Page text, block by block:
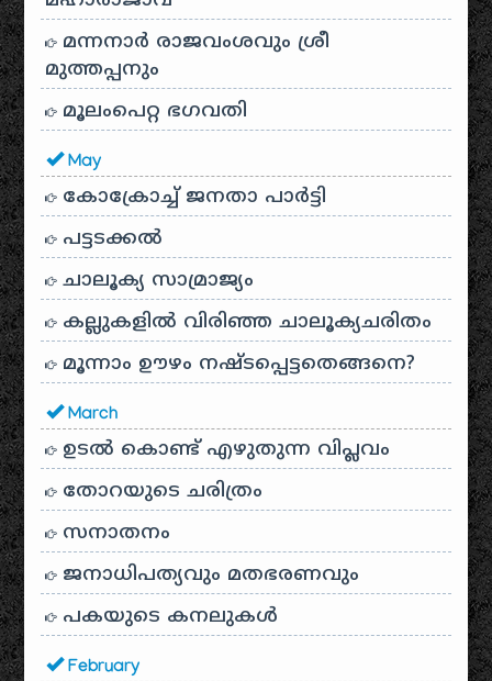
മന്നനാർ രാജവംശവും ശ്രീ
മുത്തപ്പനും
മൂലംപെറ്റ ഭഗവതി
May
കോക്രോച്ച് ജനതാ പാർട്ടി
പട്ടടക്കൽ
ചാലൂക്യ സാമ്രാജ്യം
കല്ലുകളിൽ വിരിഞ്ഞ ചാലൂക്യചരിതം
മൂന്നാം ഊഴം നഷ്ടപ്പെട്ടതെങ്ങനെ?
March
ഉടൽ കൊണ്ട് എഴുതുന്ന വിപ്ലവം
തോറയുടെ ചരിത്രം
സനാതനം
ജനാധിപത്യവും മതഭരണവും
പകയുടെ കനലുകൾ
February